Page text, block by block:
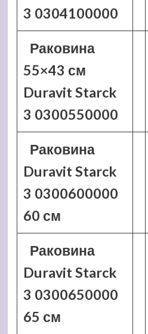
3 0304100000
Раковина
55×43 см
Duravit Starck
3 0300550000
Раковина
Duravit Starck
3 0300600000
60 см
Раковина
Duravit Starck
3 0300650000
65 см